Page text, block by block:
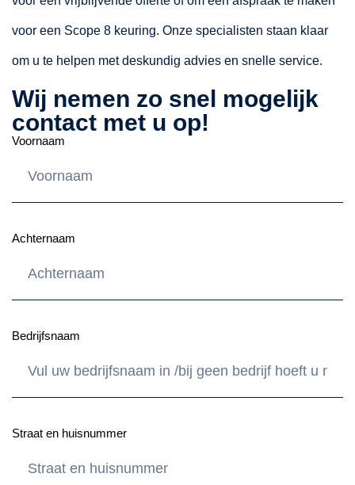
voor een Scope 8 keuring. Onze specialisten staan klaar
om u te helpen met deskundig advies en snelle service.
Wij nemen zo snel mogelijk
contact met u op!
Voornaam
Achternaam
Bedrijfsnaam
Straat en huisnummer